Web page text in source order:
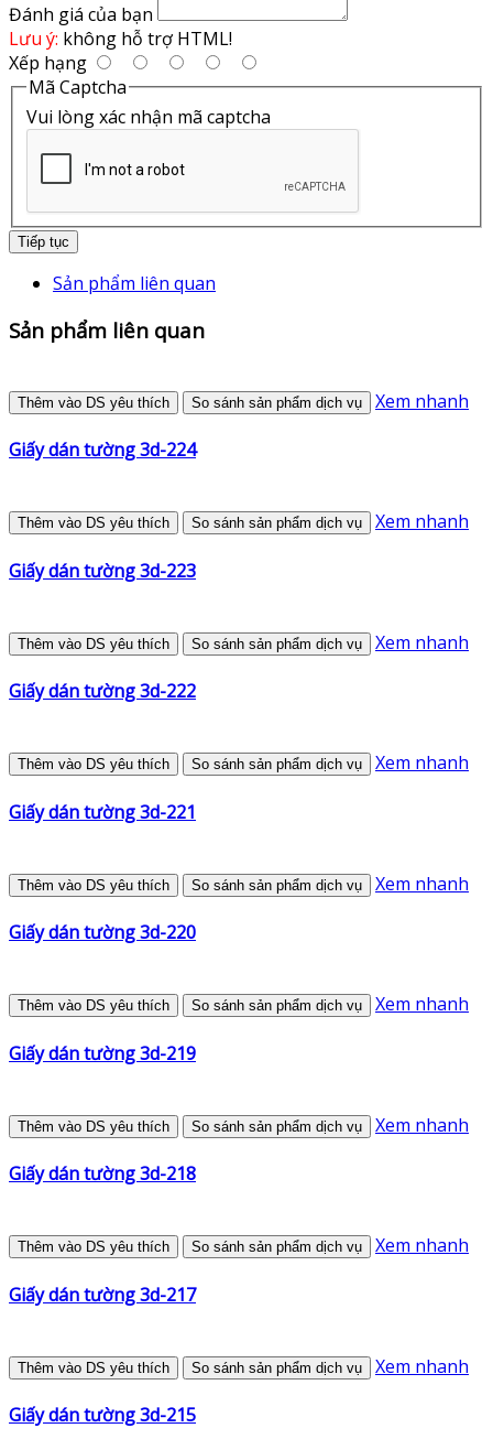
Đánh giá của bạn
Lưu ý: không hỗ trợ HTML!
Xếp hạng
Mã Captcha
Vui lòng xác nhận mã captcha
Tiếp tục
Sản phẩm liên quan
Sản phẩm liên quan
Thêm vào DS yêu thích So sánh sản phẩm dịch vụ Xem nhanh
Giấy dán tường 3d-224
Thêm vào DS yêu thích So sánh sản phẩm dịch vụ Xem nhanh
Giấy dán tường 3d-223
Thêm vào DS yêu thích So sánh sản phẩm dịch vụ Xem nhanh
Giấy dán tường 3d-222
Thêm vào DS yêu thích So sánh sản phẩm dịch vụ Xem nhanh
Giấy dán tường 3d-221
Thêm vào DS yêu thích So sánh sản phẩm dịch vụ Xem nhanh
Giấy dán tường 3d-220
Thêm vào DS yêu thích So sánh sản phẩm dịch vụ Xem nhanh
Giấy dán tường 3d-219
Thêm vào DS yêu thích So sánh sản phẩm dịch vụ Xem nhanh
Giấy dán tường 3d-218
Thêm vào DS yêu thích So sánh sản phẩm dịch vụ Xem nhanh
Giấy dán tường 3d-217
Thêm vào DS yêu thích So sánh sản phẩm dịch vụ Xem nhanh
Giấy dán tường 3d-215